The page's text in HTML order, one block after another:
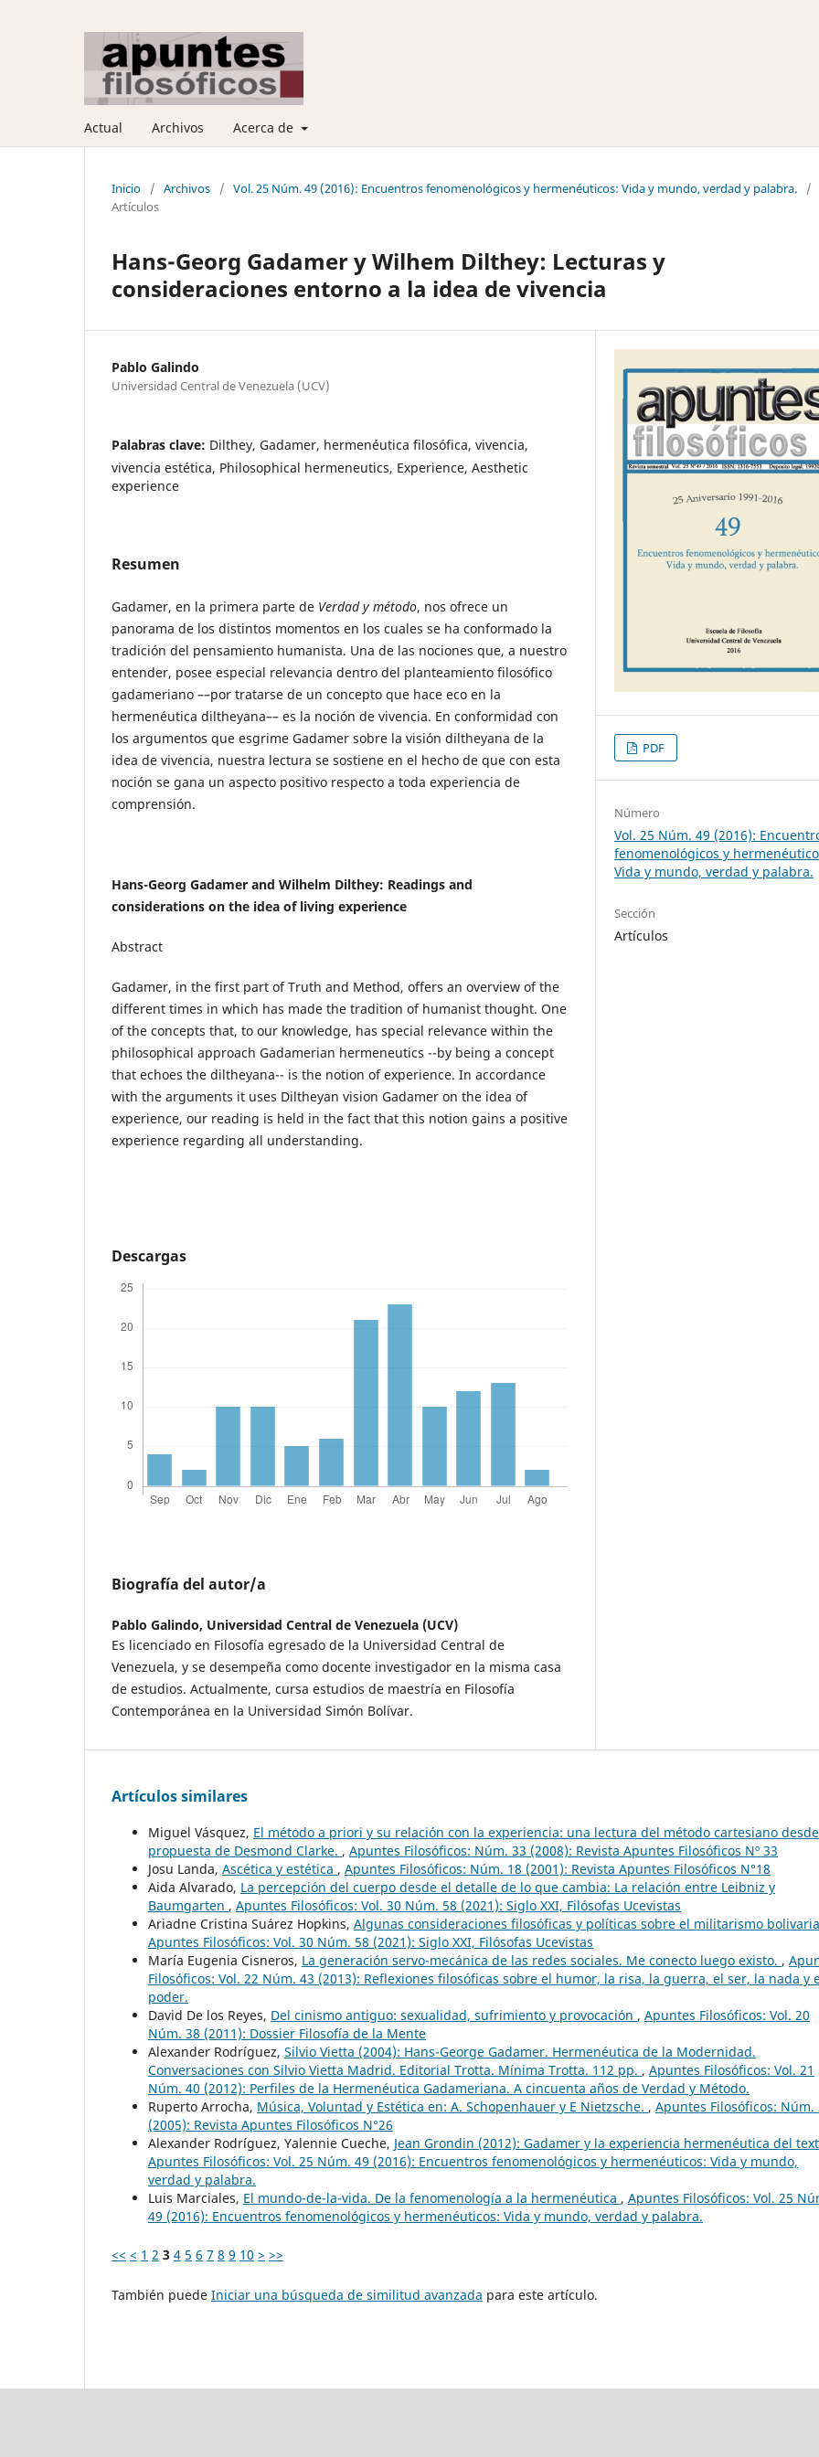
Actual Archivos Acerca de
Inicio / Archivos / Vol. 25 Núm. 49 (2016): Encuentros fenomenológicos y hermenéuticos: Vida y mundo, verdad y palabra.
/
Artículos
Hans-Georg Gadamer y Wilhem Dilthey: Lecturas y
consideraciones entorno a la idea de vivencia
Pablo Galindo
Universidad Central de Venezuela (UCV)
Palabras clave: Dilthey, Gadamer, hermenéutica filosófica, vivencia,
vivencia estética, Philosophical hermeneutics, Experience, Aesthetic
experience
Resumen
Gadamer, en la primera parte de Verdad y método, nos ofrece un
panorama de los distintos momentos en los cuales se ha conformado la
tradición del pensamiento humanista. Una de las nociones que, a nuestro
entender, posee especial relevancia dentro del planteamiento filosófico
gadameriano ––por tratarse de un concepto que hace eco en la
hermenéutica diltheyana–– es la noción de vivencia. En conformidad con
los argumentos que esgrime Gadamer sobre la visión diltheyana de la
idea de vivencia, nuestra lectura se sostiene en el hecho de que con esta
noción se gana un aspecto positivo respecto a toda experiencia de
comprensión.
Hans-Georg Gadamer and Wilhelm Dilthey: Readings and
considerations on the idea of living experience
Abstract
Gadamer, in the first part of Truth and Method, offers an overview of the
different times in which has made the tradition of humanist thought. One
of the concepts that, to our knowledge, has special relevance within the
philosophical approach Gadamerian hermeneutics --by being a concept
that echoes the diltheyana-- is the notion of experience. In accordance
with the arguments it uses Diltheyan vision Gadamer on the idea of ​​
experience, our reading is held in the fact that this notion gains a positive
experience regarding all understanding.
Descargas
Biografía del autor/a
Pablo Galindo, Universidad Central de Venezuela (UCV)
Es licenciado en Filosofía egresado de la Universidad Central de
Venezuela, y se desempeña como docente investigador en la misma casa
de estudios. Actualmente, cursa estudios de maestría en Filosofía
Contemporánea en la Universidad Simón Bolívar.
PDF
Número
Vol. 25 Núm. 49 (2016):
fenomenológicos y
Vida y mundo, verdad y palabra.
Sección
Artículos
Artículos similares
Miguel Vásquez, El método a priori y su relación con la experiencia: una lectura del método cartesiano
propuesta de Desmond Clarke. , Apuntes Filosóficos: Núm. 33 (2008): Revista Apuntes Filosóficos Nº 33
Josu Landa, Ascética y estética , Apuntes Filosóficos: Núm. 18 (2001): Revista Apuntes Filosóficos N°18
Aida Alvarado, La percepción del cuerpo desde el detalle de lo que cambia: La relación entre Leibniz y
Baumgarten , Apuntes Filosóficos: Vol. 30 Núm. 58 (2021): Siglo XXI, Filósofas Ucevistas
Ariadne Cristina Suárez Hopkins, Algunas consideraciones filosóficas y políticas sobre el militarismo
Apuntes Filosóficos: Vol. 30 Núm. 58 (2021): Siglo XXI, Filósofas Ucevistas
María Eugenia Cisneros, La generación servo-mecánica de las redes sociales. Me conecto luego existo. ,
Filosóficos: Vol. 22 Núm. 43 (2013): Reflexiones filosóficas sobre el humor, la risa, la guerra, el ser, la nada y
poder.
David De los Reyes, Del cinismo antiguo: sexualidad, sufrimiento y provocación , Apuntes Filosóficos: Vol. 20
Núm. 38 (2011): Dossier Filosofía de la Mente
Alexander Rodríguez, Silvio Vietta (2004): Hans-George Gadamer. Hermenéutica de la Modernidad.
Conversaciones con Silvio Vietta Madrid. Editorial Trotta. Mínima Trotta. 112 pp. , Apuntes Filosóficos: Vol. 21
Núm. 40 (2012): Perfiles de la Hermenéutica Gadameriana. A cincuenta años de Verdad y Método.
Ruperto Arrocha, Música, Voluntad y Estética en: A. Schopenhauer y E Nietzsche. , Apuntes Filosóficos: Núm.
(2005): Revista Apuntes Filosóficos N°26
Alexander Rodríguez, Yalennie Cueche, Jean Grondin (2012): Gadamer y la experiencia hermenéutica del
Apuntes Filosóficos: Vol. 25 Núm. 49 (2016): Encuentros fenomenológicos y hermenéuticos: Vida y mundo,
verdad y palabra.
Luis Marciales, El mundo-de-la-vida. De la fenomenología a la hermenéutica , Apuntes Filosóficos: Vol. 25
49 (2016): Encuentros fenomenológicos y hermenéuticos: Vida y mundo, verdad y palabra.
<< < 1 2 3 4 5 6 7 8 9 10 > >>
También puede Iniciar una búsqueda de similitud avanzada para este artículo.